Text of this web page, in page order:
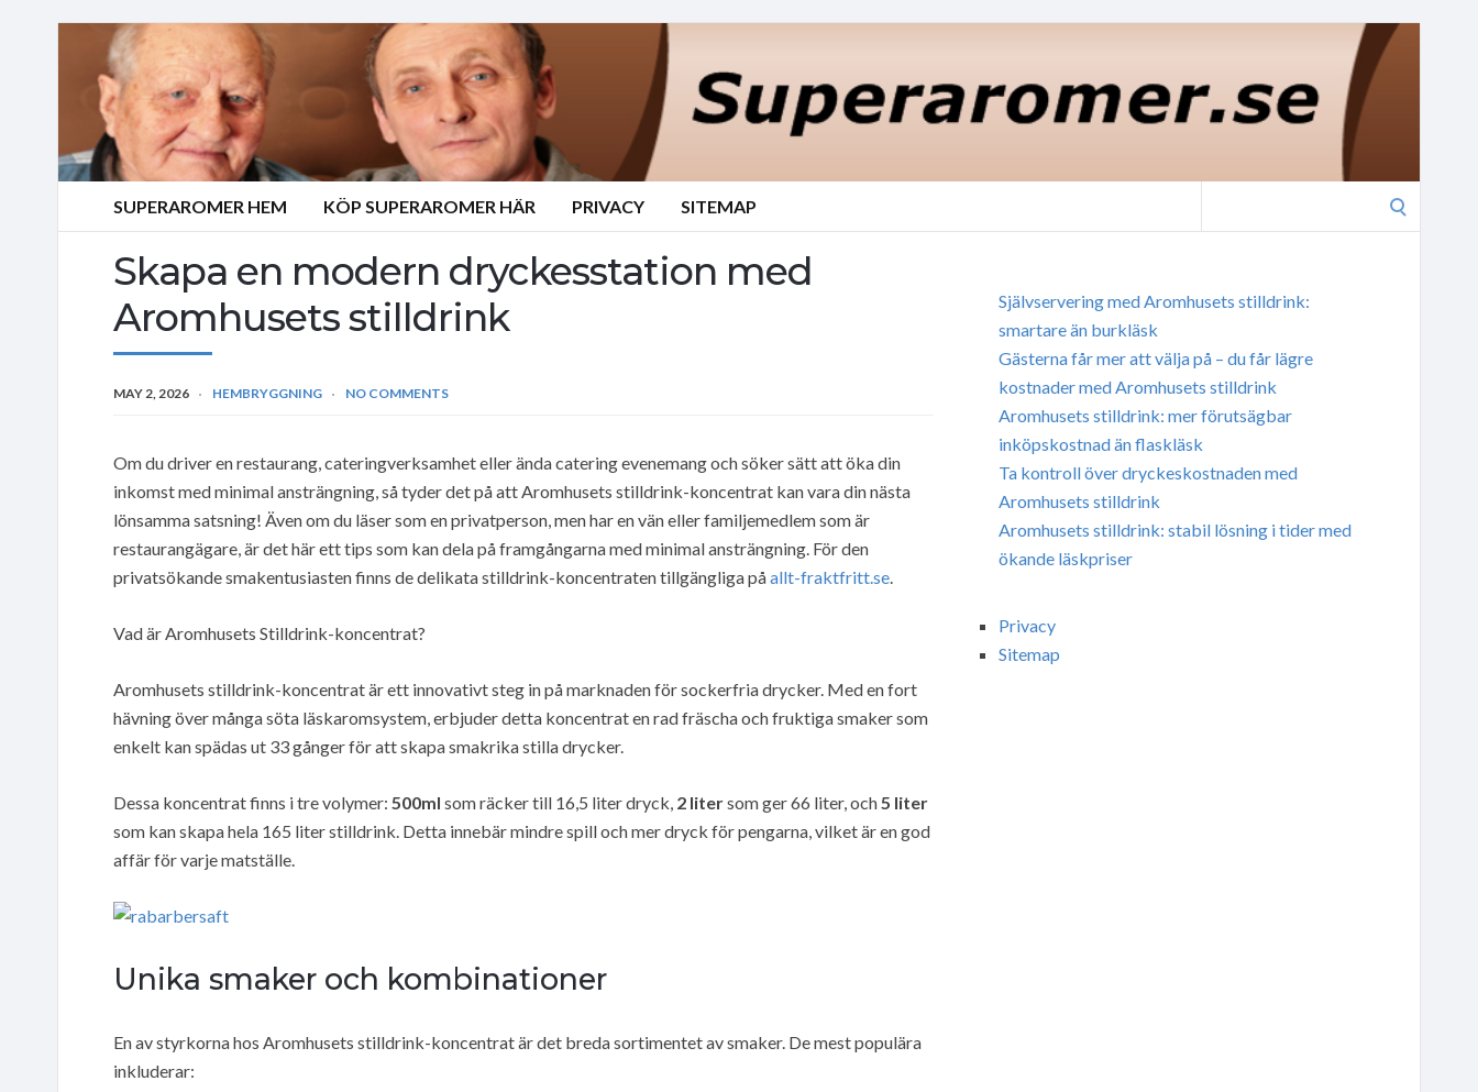
SUPERAROMER HEM KÖP SUPERAROMER HÄR PRIVACY SITEMAP
Skapa en modern dryckesstation med
Aromhusets stilldrink
MAY 2, 2026 HEMBRYGGNING NO COMMENTS
Om du driver en restaurang, cateringverksamhet eller ända catering evenemang och söker sätt att öka din
inkomst med minimal ansträngning, så tyder det på att Aromhusets stilldrink-koncentrat kan vara din nästa
lönsamma satsning! Även om du läser som en privatperson, men har en vän eller familjemedlem som är
restaurangägare, är det här ett tips som kan dela på framgångarna med minimal ansträngning. För den
privatsökande smakentusiasten finns de delikata stilldrink-koncentraten tillgängliga påallt-fraktfritt.se.
Vad är Aromhusets Stilldrink-koncentrat?
Aromhusets stilldrink-koncentrat är ett innovativt steg in på marknaden för sockerfria drycker. Med en fort
hävning över många söta läskaromsystem, erbjuder detta koncentrat en rad fräscha och fruktiga smaker som
enkelt kan spädas ut 33 gånger för att skapa smakrika stilla drycker.
Dessa koncentrat finns i tre volymer: 500ml som räcker till 16,5 liter dryck, 2 litersom ger 66 liter, och5 liter
som kan skapa hela 165 liter stilldrink. Detta innebär mindre spill och mer dryck för pengarna, vilket är en god
affär för varje matställe.
Unika smaker och kombinationer
En av styrkorna hos Aromhusets stilldrink-koncentrat är det breda sortimentet av smaker. De mest populära
inkluderar:
Självservering med Aromhusets stilldrink:
smartare än burkläsk
Gästerna får mer att välja på – du får lägre
kostnader med Aromhusets stilldrink
Aromhusets stilldrink: mer förutsägbar
inköpskostnad än flaskläsk
Ta kontroll över dryckeskostnaden med
Aromhusets stilldrink
Aromhusets stilldrink: stabil lösning i tider med
ökande läskpriser
Privacy
Sitemap